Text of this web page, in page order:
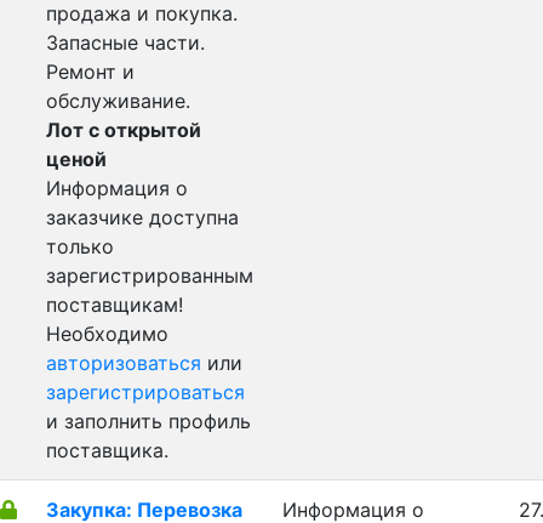
продажа и покупка.
Запасные части.
Ремонт и
обслуживание.
Лот с открытой
ценой
Информация о
заказчике доступна
только
зарегистрированным
поставщикам!
Необходимо
авторизоваться или
зарегистрироваться
и заполнить профиль
поставщика.
Закупка: Перевозка
Информация о